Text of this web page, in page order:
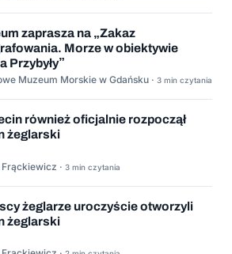
zaprasza na „Zakaz
Morze w obiektywie
Przybyły”
Muzeum Morskie w Gdańsku · 3 min czytania
również oficjalnie rozpoczął
żeglarski
· 3 min czytania
żeglarze uroczyście otworzyli
żeglarski